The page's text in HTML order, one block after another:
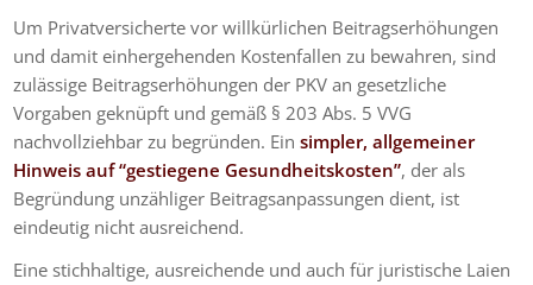
Um Privatversicherte vor willkürlichen Beitragserhöhungen
und damit einhergehenden Kostenfallen zu bewahren, sind
zulässige Beitragserhöhungen der PKV an gesetzliche
Vorgaben geknüpft und gemäß § 203 Abs. 5 VVG
nachvollziehbar zu begründen. Ein simpler, allgemeiner
Hinweis auf “gestiegene Gesundheitskosten”, der als
Begründung unzähliger Beitragsanpassungen dient, ist
eindeutig nicht ausreichend.
Eine stichhaltige, ausreichende und auch für juristische Laien